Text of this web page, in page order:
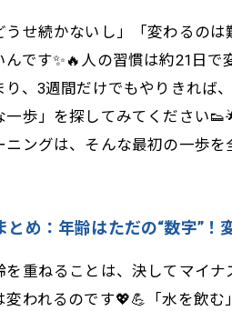
うせ続かないし」「変わるの
んです✨🔥人の習慣は約21日
り、3週間だけでもやりきれば
一歩」を探してみてください
ニングは、そんな最初の一歩
とめ：年齢はただの“数字”！
を重ねることは、決してマイ
変われるのです💖💪「水を飲